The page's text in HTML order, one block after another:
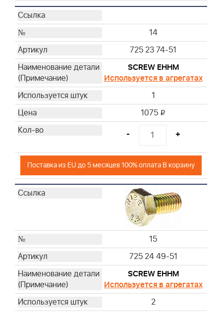
14
725 23 74-51
SCREW EHHM
Используется в агрегатах
1
1075 i
- +
Поставка из EU до 5 месяцев 100% оплата В корзину
15
725 24 49-51
SCREW EHHM
Используется в агрегатах
2